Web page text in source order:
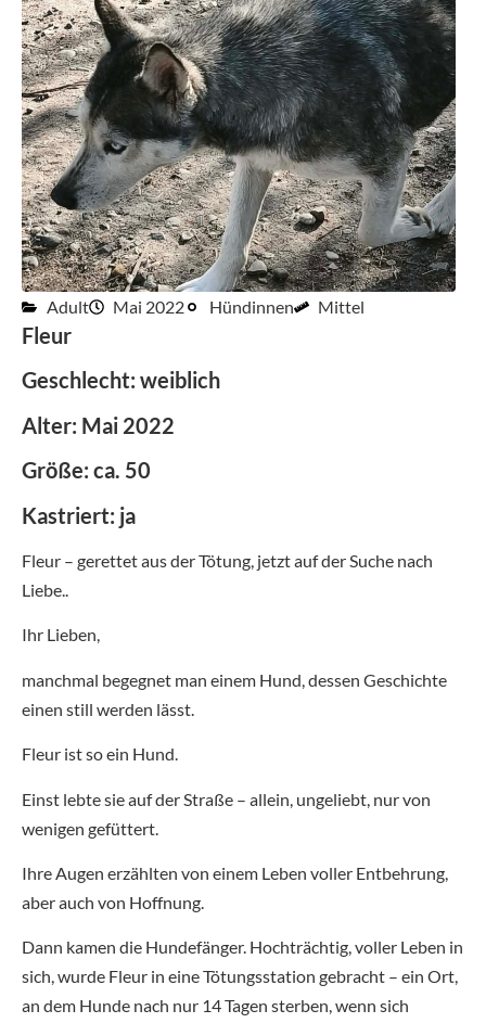
Adult Mai 2022 Hündinnen Mittel
Fleur
Geschlecht: weiblich
Alter: Mai 2022
Größe: ca. 50
Kastriert: ja
Fleur – gerettet aus der Tötung, jetzt auf der Suche nach
Liebe..
Ihr Lieben,
manchmal begegnet man einem Hund, dessen Geschichte
einen still werden lässt.
Fleur ist so ein Hund.
Einst lebte sie auf der Straße – allein, ungeliebt, nur von
wenigen gefüttert.
Ihre Augen erzählten von einem Leben voller Entbehrung,
aber auch von Hoffnung.
Dann kamen die Hundefänger. Hochträchtig, voller Leben in
sich, wurde Fleur in eine Tötungsstation gebracht – ein Ort,
an dem Hunde nach nur 14 Tagen sterben, wenn sich